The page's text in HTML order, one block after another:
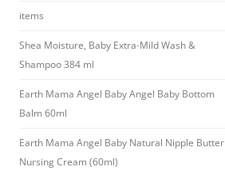
items
Shea Moisture, Baby Extra-Mild Wash &
Shampoo 384 ml
Earth Mama Angel Baby Angel Baby Bottom
Balm 60ml
Earth Mama Angel Baby Natural Nipple Butter
Nursing Cream (60ml)